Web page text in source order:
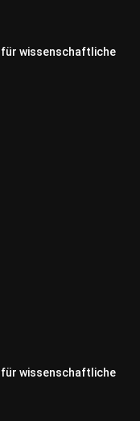
wissenschaftliche
wissenschaftliche